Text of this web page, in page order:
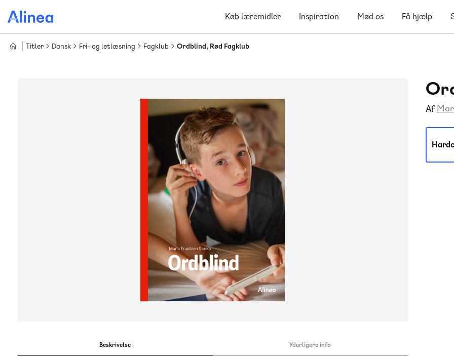
hovedindhold
Køb læremidler Inspiration Mød os Få hjælp
Titler Dansk Fri- og letlæsning Fagklub Ordblind, Rød Fagklub
Af
Beskrivelse Yderligere info